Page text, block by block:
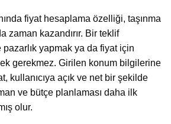
fiyat hesaplama özelliği, taşınma
zaman kazandırır. Bir teklif
yapmak ya da fiyat için
gerekmez. Girilen konum bilgilerine
kullanıcıya açık ve net bir şekilde
ve bütçe planlaması daha ilk
olur.